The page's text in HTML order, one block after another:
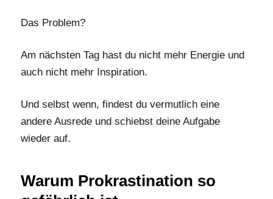
Das Problem?
Am nächsten Tag hast du nicht mehr Energie und
auch nicht mehr Inspiration.
Und selbst wenn, findest du vermutlich eine
andere Ausrede und schiebst deine Aufgabe
wieder auf.
Warum Prokrastination so